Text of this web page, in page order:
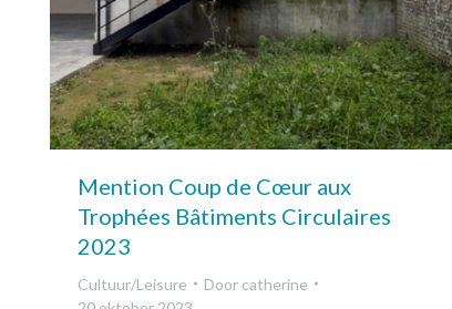
Mention Coup de Cœur aux
Trophées Bâtiments Circulaires
2023
Cultuur/Leisure Door catherine